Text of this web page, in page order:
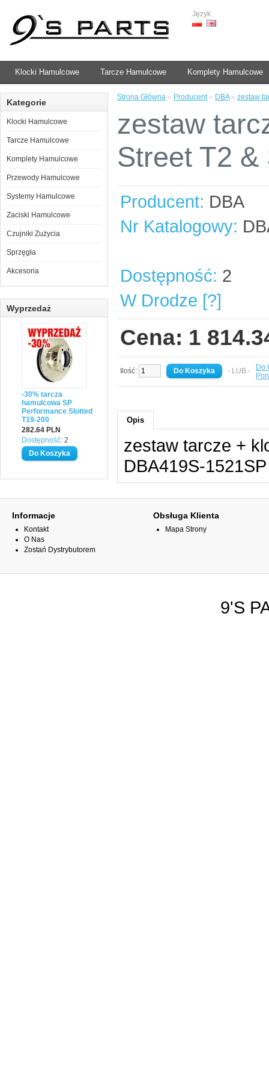
Język
Klocki Hamulcowe Tarcze Hamulcowe Komplety Hamulcowe
Kategorie
Klocki Hamulcowe
Tarcze Hamulcowe
Komplety Hamulcowe
Przewody Hamulcowe
Systemy Hamulcowe
Zaciski Hamulcowe
Czujniki Zużycia
Sprzęgła
Akcesoria
Wyprzedaż
-30% tarcza
hamulcowa SP
Performance Slotted
T19-200
282.64 PLN
Dostępność: 2
Strona Główna » Producent» DBA» zestaw
zestaw
Street T2 &
Producent: DBA
Nr Katalogowy:
Dostępność: 2
W Drodze [?]
Cena: 1
Ilość: - LUB -
Do
Opis
zestaw tarcze +
DBA419S-1521SP
Informacje
Kontakt
O Nas
Zostań Dystrybutorem
Obsługa Klienta
Mapa Strony
9'S